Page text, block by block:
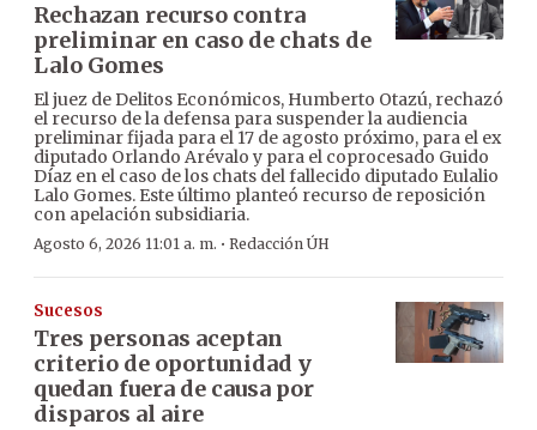
Rechazan recurso contra
preliminar en caso de chats de
Lalo Gomes
El juez de Delitos Económicos, Humberto Otazú, rechazó
el recurso de la defensa para suspender la audiencia
preliminar fijada para el 17 de agosto próximo, para el ex
diputado Orlando Arévalo y para el coprocesado Guido
Díaz en el caso de los chats del fallecido diputado Eulalio
Lalo Gomes. Este último planteó recurso de reposición
con apelación subsidiaria.
Agosto 6, 2026 11:01 a. m. · Redacción ÚH
Sucesos
Tres personas aceptan
criterio de oportunidad y
quedan fuera de causa por
disparos al aire